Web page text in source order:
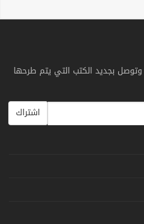
وتوصل بجديد الكتب التي يتم طرحها
اشتراك